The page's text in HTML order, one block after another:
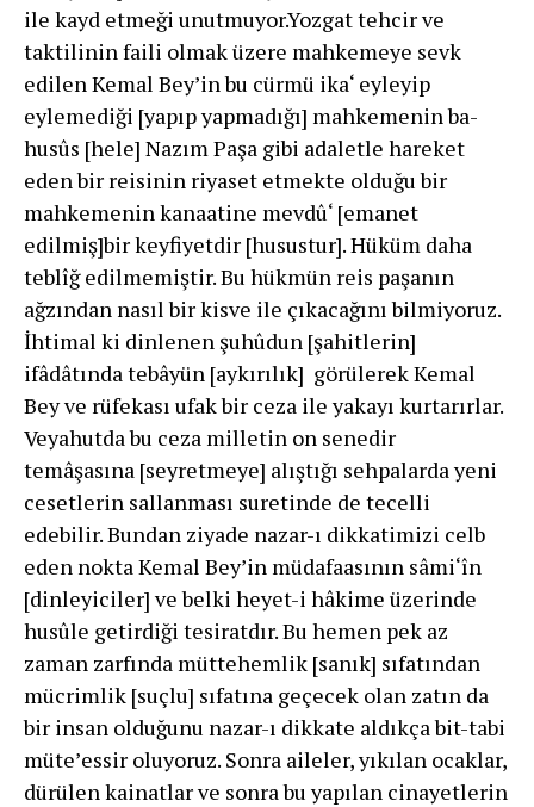
ile kayd etmeği unutmuyor.Yozgat tehcir ve
taktilinin faili olmak üzere mahkemeye sevk
edilen Kemal Bey’in bu cürmü ika‘ eyleyip
eylemediği [yapıp yapmadığı] mahkemenin ba-
husûs [hele] Nazım Paşa gibi adaletle hareket
eden bir reisinin riyaset etmekte olduğu bir
mahkemenin kanaatine mevdû‘ [emanet
edilmiş]bir keyfiyetdir [husustur]. Hüküm daha
teblîğ edilmemiştir. Bu hükmün reis paşanın
ağzından nasıl bir kisve ile çıkacağını bilmiyoruz.
İhtimal ki dinlenen şuhûdun [şahitlerin]
ifâdâtında tebâyün [aykırılık] görülerek Kemal
Bey ve rüfekası ufak bir ceza ile yakayı kurtarırlar.
Veyahutda bu ceza milletin on senedir
temâşasına [seyretmeye] alıştığı sehpalarda yeni
cesetlerin sallanması suretinde de tecelli
edebilir. Bundan ziyade nazar-ı dikkatimizi celb
eden nokta Kemal Bey’in müdafaasının sâmi‘în
[dinleyiciler] ve belki heyet-i hâkime üzerinde
husûle getirdiği tesiratdır. Bu hemen pek az
zaman zarfında müttehemlik [sanık] sıfatından
mücrimlik [suçlu] sıfatına geçecek olan zatın da
bir insan olduğunu nazar-ı dikkate aldıkça bit-tabi
müteʼessir oluyoruz. Sonra aileler, yıkılan ocaklar,
dürülen kainatlar ve sonra bu yapılan cinayetlerin